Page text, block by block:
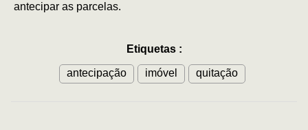
antecipar as parcelas.
Etiquetas:
antecipação imóvel quitação